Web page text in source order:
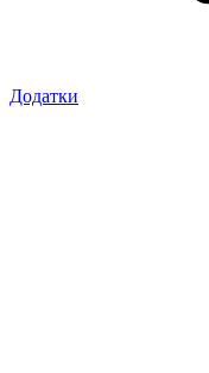
Додатки